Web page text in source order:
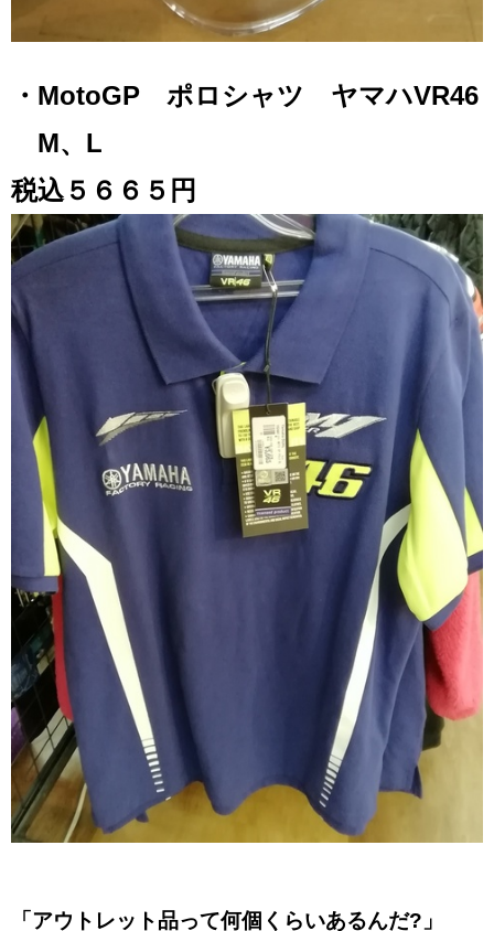
・MotoGP ポロシャツ ヤマハVR46
M、L
税込５６６５円
「アウトレット品って何個くらいあるんだ?」